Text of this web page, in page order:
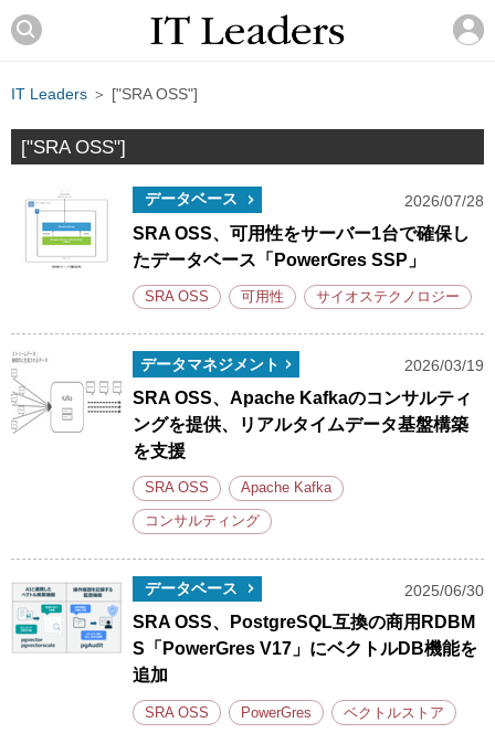
IT Leaders ＞ ["SRA OSS"]
["SRA OSS"]
データベース 2026/07/28
SRA OSS、可用性をサーバー1台で確保し
たデータベース「PowerGres SSP」
SRA OSS 可用性 サイオステクノロジー
データマネジメント 2026/03/19
SRA OSS、Apache Kafkaのコンサルティ
ングを提供、リアルタイムデータ基盤構築
を支援
SRA OSS Apache Kafka
コンサルティング
データベース 2025/06/30
SRA OSS、PostgreSQL互換の商用RDBM
S「PowerGres V17」にベクトルDB機能を
追加
SRA OSS PowerGres ベクトルストア